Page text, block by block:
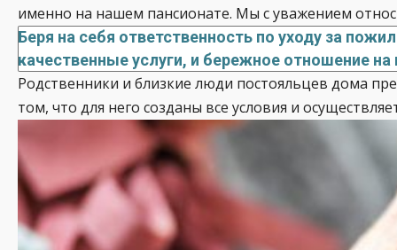
именно на нашем пансионате. Мы с уважением
Беря на себя ответственность по уходу за
качественные услуги, и бережное отношение
Родственники и близкие люди постояльцев дома
том, что для него созданы все условия и